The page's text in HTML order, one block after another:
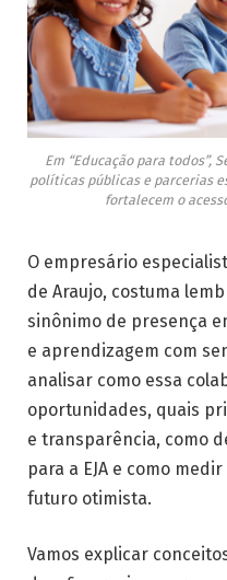
Em “Educação para todos”,
políticas públicas e parcerias
fortalecem o
O empresário
de Araujo, costuma
sinônimo de presença
e aprendizagem com
analisar como essa
oportunidades, quais
e transparência, como
para a EJA e como
futuro otimista.
Vamos explicar